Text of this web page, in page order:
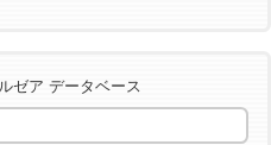
ゼア データベース